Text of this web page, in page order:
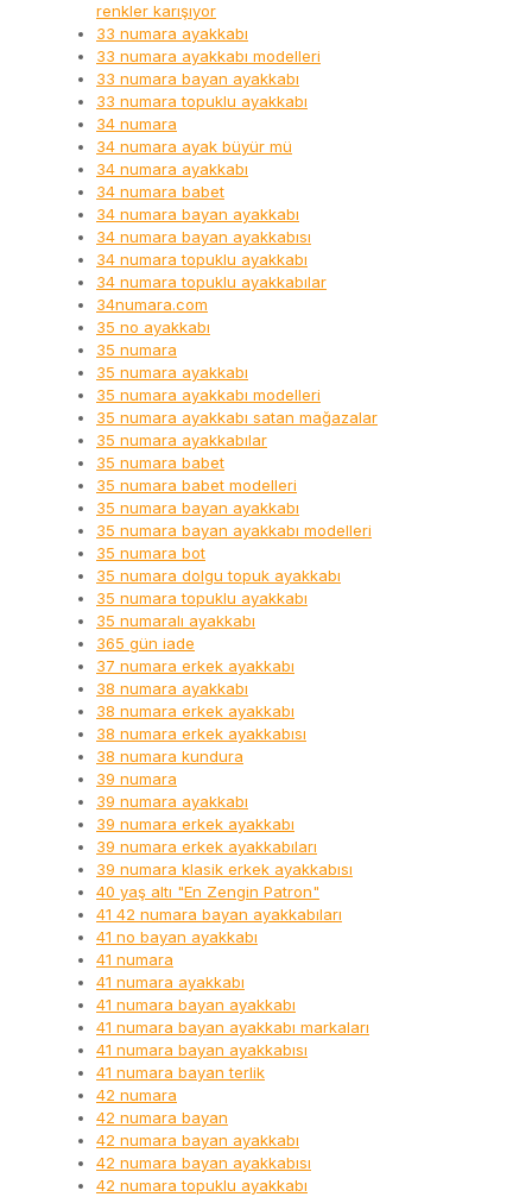
renkler karışıyor
33 numara ayakkabı
33 numara ayakkabı modelleri
33 numara bayan ayakkabı
33 numara topuklu ayakkabı
34 numara
34 numara ayak büyür mü
34 numara ayakkabı
34 numara babet
34 numara bayan ayakkabı
34 numara bayan ayakkabısı
34 numara topuklu ayakkabı
34 numara topuklu ayakkabılar
34numara.com
35 no ayakkabı
35 numara
35 numara ayakkabı
35 numara ayakkabı modelleri
35 numara ayakkabı satan mağazalar
35 numara ayakkabılar
35 numara babet
35 numara babet modelleri
35 numara bayan ayakkabı
35 numara bayan ayakkabı modelleri
35 numara bot
35 numara dolgu topuk ayakkabı
35 numara topuklu ayakkabı
35 numaralı ayakkabı
365 gün iade
37 numara erkek ayakkabı
38 numara ayakkabı
38 numara erkek ayakkabı
38 numara erkek ayakkabısı
38 numara kundura
39 numara
39 numara ayakkabı
39 numara erkek ayakkabı
39 numara erkek ayakkabıları
39 numara klasik erkek ayakkabısı
40 yaş altı "En Zengin Patron"
41 42 numara bayan ayakkabıları
41 no bayan ayakkabı
41 numara
41 numara ayakkabı
41 numara bayan ayakkabı
41 numara bayan ayakkabı markaları
41 numara bayan ayakkabısı
41 numara bayan terlik
42 numara
42 numara bayan
42 numara bayan ayakkabı
42 numara bayan ayakkabısı
42 numara topuklu ayakkabı